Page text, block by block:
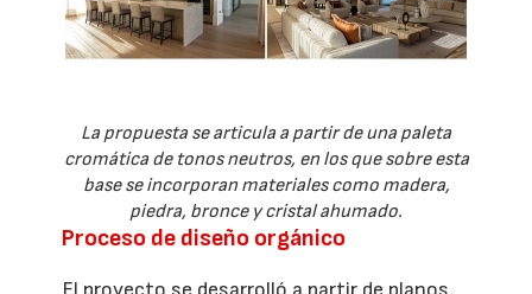
La propuesta se articula a partir de una paleta
cromática de tonos neutros, en los que sobre esta
base se incorporan materiales como madera,
piedra, bronce y cristal ahumado.
Proceso de diseño orgánico